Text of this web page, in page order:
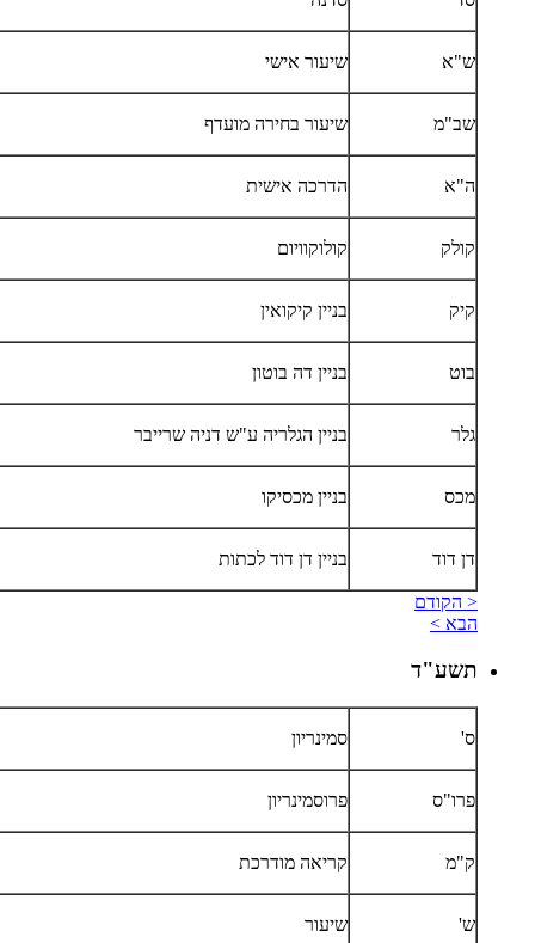
ש"א שיעור אישי
שב"מ שיעור בחירה מועדף
ה"א הדרכה אישית
קולק קולוקוויום
קיק בניין קיקואין
בוט בניין דה בוטון
גלר בניין הגלריה ע"ש דניה שרייבר
מכס בניין מכסיקו
דן דוד בניין דן דוד לכתות
< הקודם
הבא >
תשע"ד
ס' סמינריון
פרו"ס פרוסמינריון
ק"מ קריאה מודרכת
ש' שיעור